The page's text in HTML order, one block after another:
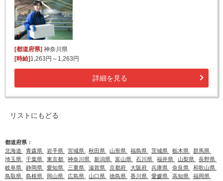
[都道府県] 神奈川県
[時給] 1,263円～1,263円
詳細を見る
リストにもどる
都道府県：
北海道
青森県 岩手県 宮城県 秋田県 山形県 福島県 茨城県 栃木県
群馬県
埼玉県
千葉県 東京都 神奈川県 新潟県 富山県 石川県 福井県 山梨県
長野県
岐阜県
静岡県 愛知県 三重県 滋賀県 京都府 大阪府 兵庫県 奈良県
和歌山県
鳥取県
島根県 岡山県 広島県 山口県 徳島県 香川県 愛媛県 高知県
福岡県